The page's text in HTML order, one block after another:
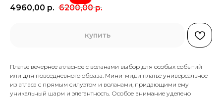
4960,00 р. 6200,00 р.
купить
Платье вечернее атласное с воланами выбор для особых событий
или для повседневного образа. Мини-миди платье универсальное
из атласа с прямым силуэтом и воланами, придающими ему
уникальный шарм и элегантность. Особое внимание уделено